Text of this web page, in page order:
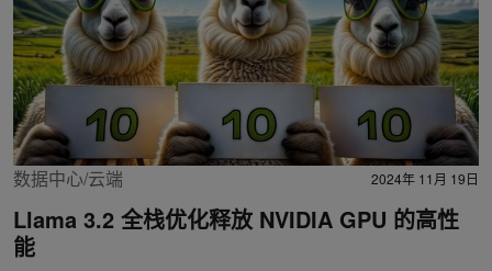
数据中心/云端 2024年 11月 19日
Llama 3.2 全栈优化释放 NVIDIA GPU 的高性
能